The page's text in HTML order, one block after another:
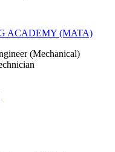
ACADEMY (MATA)
(Mechanical)